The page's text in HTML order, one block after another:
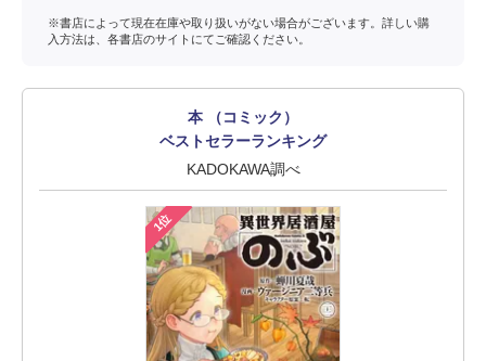
※書店によって現在在庫や取り扱いがない場合がございます。詳しい購
入方法は、各書店のサイトにてご確認ください。
本 （コミック）
ベストセラーランキング
KADOKAWA調べ
1位